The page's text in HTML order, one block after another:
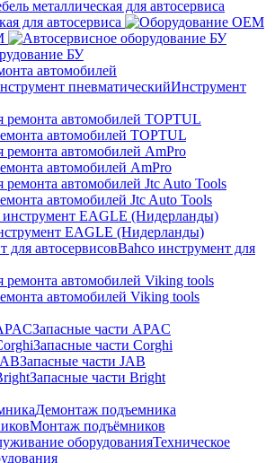
для автосервиса
БУ
автомобилей
Инструмент
автомобилей TOPTUL
автомобилей AmPro
автомобилей Jtc Auto Tools
EAGLE (Нидерланды)
Bahco инструмент для
автомобилей Viking tools
Запасные части APAC
Запасные части Corghi
Запасные части JAB
Запасные части Bright
Демонтаж подъемника
Монтаж подъёмников
Техническое